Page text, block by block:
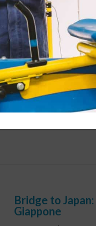
FOODEX Japan
26 Feb, 2019 | News,
FOODEXJMA ospita il
marzo 2019
beverage più
una nutrita
Bridge to
Giappone